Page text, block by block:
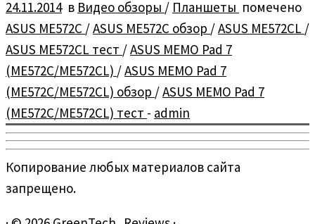
24.11.2014в Видео обзоры / Планшеты помечено
ASUS ME572C /ASUS ME572C обзор /ASUS ME572CL /
ASUS ME572CL тест /ASUS MEMO Pad 7
(ME572C/ME572CL) /ASUS MEMO Pad 7
(ME572C/ME572CL) обзор /ASUS MEMO Pad 7
(ME572C/ME572CL) тест - admin
Копирование любых материалов сайта
запрещено.